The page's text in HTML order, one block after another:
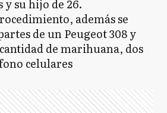
y su hijo de 26.
además se
de un Peugeot 308 y
de marihuana, dos
celulares